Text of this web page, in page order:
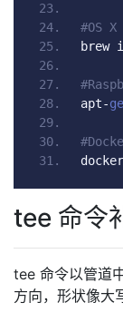
#OS X
brew
apt-
tee 命令
tee 命令以管道
方向，形状像大